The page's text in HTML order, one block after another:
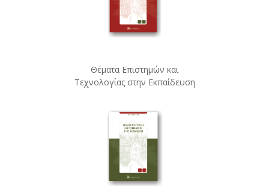
Θέματα Επιστημών και
Τεχνολογίας στην Εκπαίδευση